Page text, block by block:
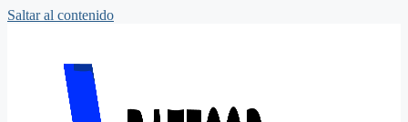
Saltar al contenido